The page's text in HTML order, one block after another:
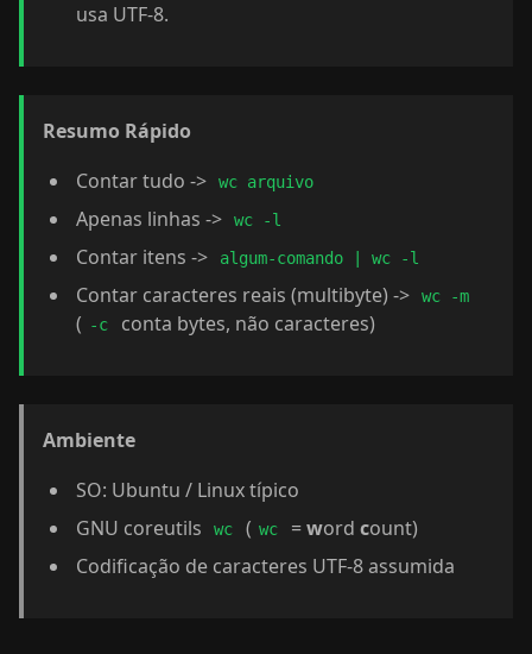
usa UTF-8.
Resumo Rápido
Contar tudo ->
wc arquivo
Apenas linhas -> wc -l
Contar itens -> algum-comando | wc -l
Contar caracteres reais (multibyte) -> wc -m
( -c conta bytes, não caracteres)
Ambiente
SO: Ubuntu / Linux típico
GNU coreutils
wc ( wc =word count)
Codificação de caracteres UTF-8 assumida